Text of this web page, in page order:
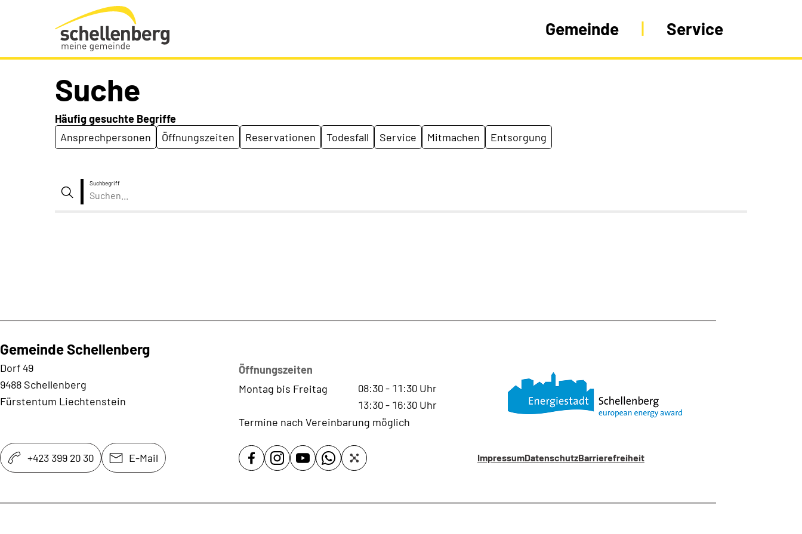
Gemeinde Schellenberg Startseite
Gemeinde Service
Suche
Häufig gesuchte Begriffe
Ansprechpersonen
Öffnungszeiten Reservationen Todesfall Service Mitmachen Entsorgung
Suchbegriff
Gemeinde Schellenberg
Dorf 49
9488 Schellenberg
Fürstentum Liechtenstein
Öffnungszeiten
Montag bis Freitag
08:30- 11:30 Uhr
13:30- 16:30 Uhr
Termine nach Vereinbarung möglich
+423 399 20 30 E-Mail ImpressumDatenschutzBarrierefreiheit